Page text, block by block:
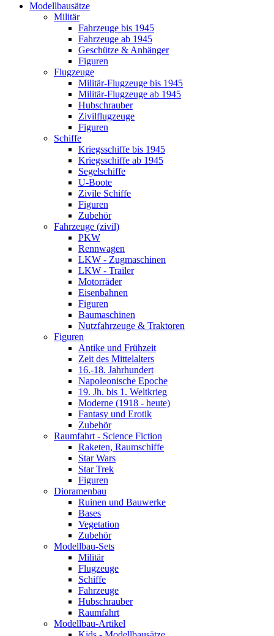
Modellbausätze
Militär
Fahrzeuge bis 1945
Fahrzeuge ab 1945
Geschütze & Anhänger
Figuren
Flugzeuge
Militär-Flugzeuge bis 1945
Militär-Flugzeuge ab 1945
Hubschrauber
Zivilflugzeuge
Figuren
Schiffe
Kriegsschiffe bis 1945
Kriegsschiffe ab 1945
Segelschiffe
U-Boote
Zivile Schiffe
Figuren
Zubehör
Fahrzeuge (zivil)
PKW
Rennwagen
LKW - Zugmaschinen
LKW - Trailer
Motorräder
Eisenbahnen
Figuren
Baumaschinen
Nutzfahrzeuge & Traktoren
Figuren
Antike und Frühzeit
Zeit des Mittelalters
16.-18. Jahrhundert
Napoleonische Epoche
19. Jh. bis 1. Weltkrieg
Moderne (1918 - heute)
Fantasy und Erotik
Zubehör
Raumfahrt - Science Fiction
Raketen, Raumschiffe
Star Wars
Star Trek
Figuren
Dioramenbau
Ruinen und Bauwerke
Bases
Vegetation
Zubehör
Modellbau-Sets
Militär
Flugzeuge
Schiffe
Fahrzeuge
Hubschrauber
Raumfahrt
Modellbau-Artikel